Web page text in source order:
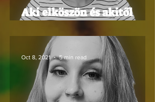
Aki elköszön és akitől
perspektívájából
Oct 8, 2021 5 min read